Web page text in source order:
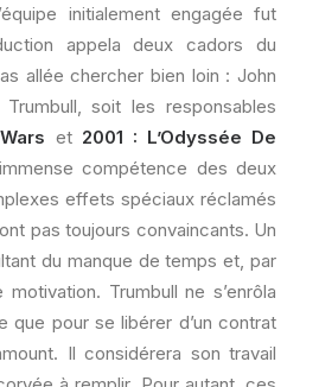
initialement engagée fut
appela deux cadors du
allée chercher bien loin : John
soit les responsables
et 2001 : L’Odyssée De
compétence des deux
effets spéciaux réclamés
pas toujours convaincants. Un
du manque de temps et, par
Trumbull ne s’enrôla
que pour se libérer d’un contrat
Il considérera son travail